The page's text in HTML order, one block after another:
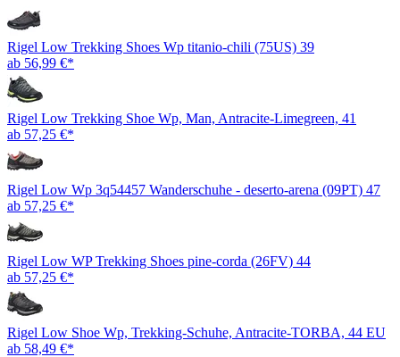
Rigel Low Trekking Shoes Wp titanio-chili (75US) 39
ab 56,99 €*
Rigel Low Trekking Shoe Wp, Man, Antracite-Limegreen, 41
ab 57,25 €*
Rigel Low Wp 3q54457 Wanderschuhe - deserto-arena (09PT) 47
ab 57,25 €*
Rigel Low WP Trekking Shoes pine-corda (26FV) 44
ab 57,25 €*
Rigel Low Shoe Wp, Trekking-Schuhe, Antracite-TORBA, 44 EU
ab 58,49 €*